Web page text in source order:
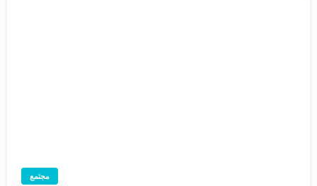
مجتمع